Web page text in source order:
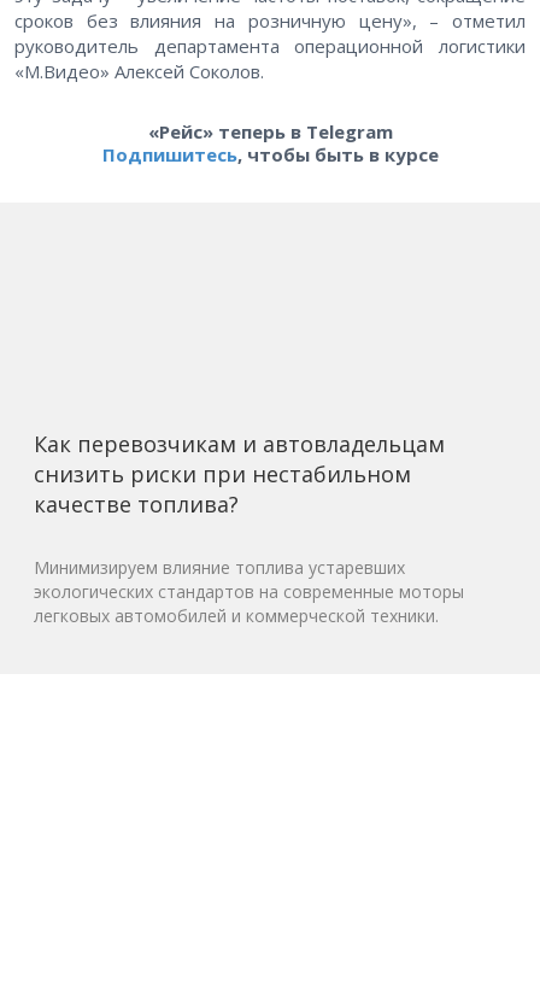
сроков без влияния на розничную цену», – отметил
руководитель департамента операционной логистики
«М.Видео» Алексей Соколов.
«Рейс» теперь в Telegram
Подпишитесь, чтобы быть в курсе
Как перевозчикам и автовладельцам
снизить риски при нестабильном
качестве топлива?
Минимизируем влияние топлива устаревших
экологических стандартов на современные моторы
легковых автомобилей и коммерческой техники.